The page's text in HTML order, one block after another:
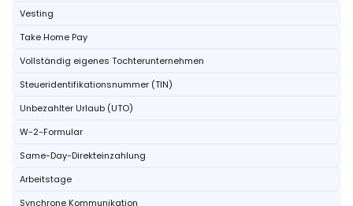
Vesting
Take Home Pay
Vollständig eigenes Tochterunternehmen
Steueridentifikationsnummer (TIN)
Unbezahlter Urlaub (UTO)
W-2-Formular
Same-Day-Direkteinzahlung
Arbeitstage
Synchrone Kommunikation